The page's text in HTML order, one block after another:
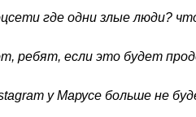
где одни злые люди?
ребят, если это будет
у Марусе больше не